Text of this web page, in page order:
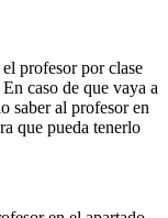
profesor por clase
caso de que vaya a
saber al profesor en
que pueda tenerlo